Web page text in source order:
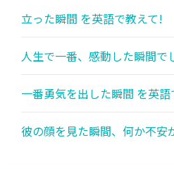
立った瞬間 を英語で教えて!
人生で一番、感動した瞬間で
一番勇気を出した瞬間 を英
彼の顔を見た瞬間、何か不安